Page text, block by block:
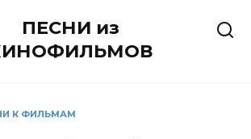
ПЕСНИ из
К ФИЛЬМАМ